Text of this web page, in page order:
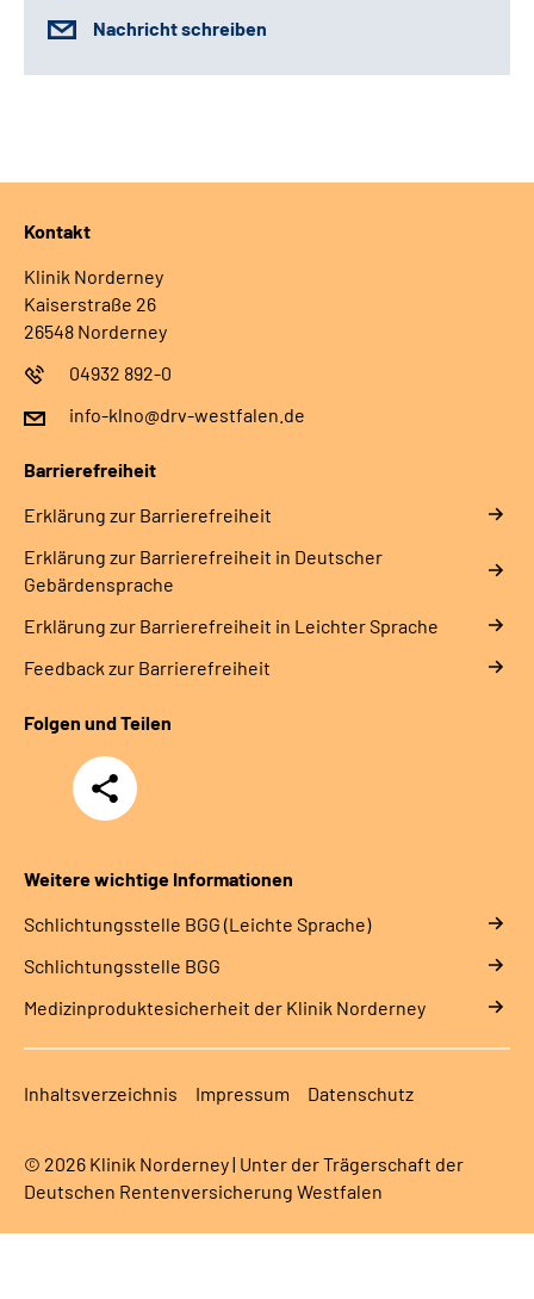
Nachricht schreiben
Kontakt
Klinik Norderney
Kaiserstraße 26
26548 Norderney
04932 892-0
info-klno@drv-westfalen.de
Barrierefreiheit
Erklärung zur Barrierefreiheit
Erklärung zur Barrierefreiheit in Deutscher
Gebärdensprache
Erklärung zur Barrierefreiheit in Leichter Sprache
Feedback zur Barrierefreiheit
Folgen und Teilen
Teilen
Weitere wichtige Informationen
Schlich­tungs­stel­le BGG (Leichte Sprache)
Schlich­tungs­stel­le BGG
Medizinproduktesicherheit der Klinik Norderney
Inhaltsverzeichnis Impressum Datenschutz
© 2026 Klinik Norderney | Unter der Trägerschaft der
Deutschen Rentenversicherung Westfalen